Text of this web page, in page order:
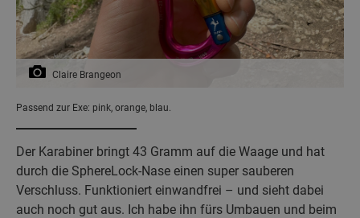
Claire Brangeon
Passend zur Exe: pink, orange, blau.
Der Karabiner bringt 43 Gramm auf die Waage und hat
durch die SphereLock-Nase einen super sauberen
Verschluss. Funktioniert einwandfrei – und sieht dabei
auch noch gut aus. Ich habe ihn fürs Umbauen und beim